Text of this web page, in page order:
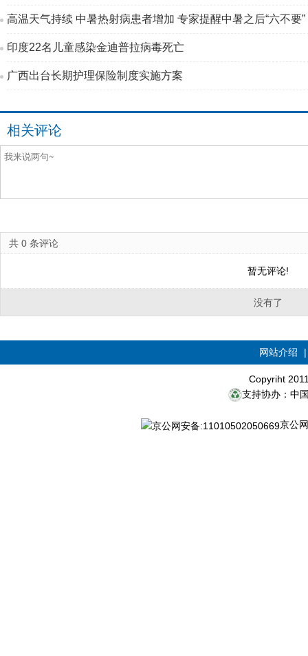
高温天气持续 中暑热射病患者增加 专家提醒中暑之后“六不要”
印度22名儿童感染金迪普拉病毒死亡
广西出台长期护理保险制度实施方案
相关评论
共 0 条评论
暂无评论!
没有了
网站介绍
Copyriht
支持协办：中
京公